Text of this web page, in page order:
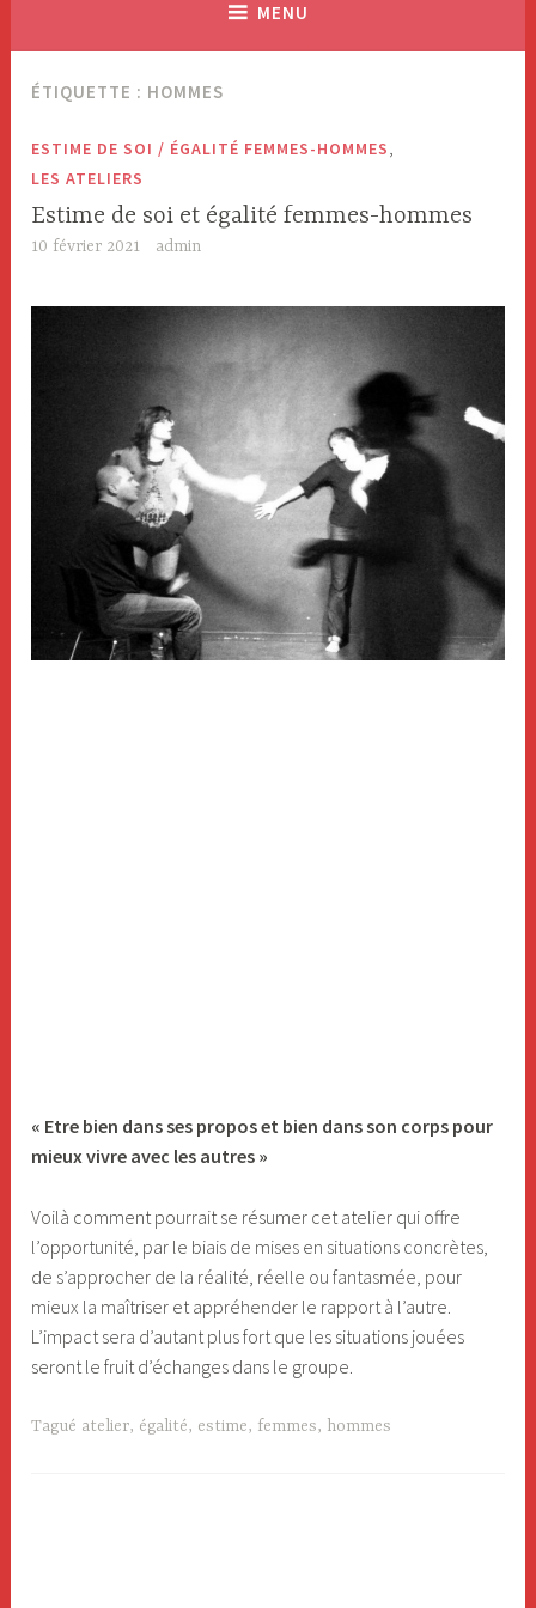
MENU
ÉTIQUETTE : HOMMES
ESTIME DE SOI / ÉGALITÉ FEMMES-HOMMES
LES ATELIERS
Estime de soi et égalité femmes-hommes
10 février 2021 admin
« Etre bien dans ses propos et bien dans son corps pour
mieux vivre avec les autres »
Voilà comment pourrait se résumer cet atelier qui offre
l’opportunité, par le biais de mises en situations concrètes,
de s’approcher de la réalité, réelle ou fantasmée, pour
mieux la maîtriser et appréhender le rapport à l’autre.
L’impact sera d’autant plus fort que les situations jouées
seront le fruit d’échanges dans le groupe.
Tagué atelier, égalité, estime, femmes, hommes